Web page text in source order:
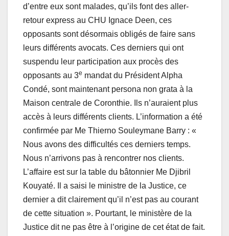
d’entre eux sont malades, qu’ils font des aller-
retour express au CHU Ignace Deen, ces
opposants sont désormais obligés de faire sans
leurs différents avocats. Ces derniers qui ont
suspendu leur participation aux procès des
opposants au 3e mandat du Président Alpha
Condé, sont maintenant persona non grata à la
Maison centrale de Coronthie. Ils n’auraient plus
accès à leurs différents clients. L’information a été
confirmée par Me Thierno Souleymane Barry : «
Nous avons des difficultés ces derniers temps.
Nous n’arrivons pas à rencontrer nos clients.
L’affaire est sur la table du bâtonnier Me Djibril
Kouyaté. Il a saisi le ministre de la Justice, ce
dernier a dit clairement qu’il n’est pas au courant
de cette situation ». Pourtant, le ministère de la
Justice dit ne pas être à l’origine de cet état de fait.